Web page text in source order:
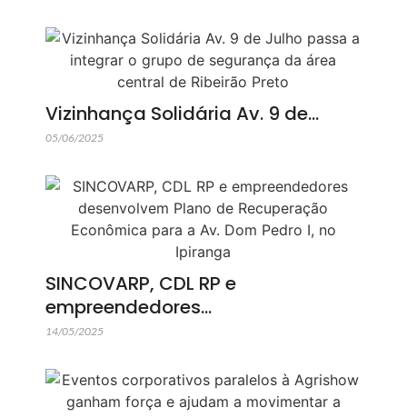
Vizinhança Solidária Av. 9 de…
05/06/2025
SINCOVARP, CDL RP e
empreendedores…
14/05/2025